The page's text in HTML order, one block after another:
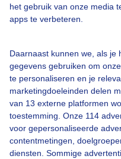
het gebruik van onze media
apps te verbeteren.
Daarnaast kunnen we, als je
gegevens gebruiken om
te personaliseren en je
marketingdoeleinden delen
van 13 externe platformen
toestemming. Onze 114
voor gepersonaliseerde
contentmetingen,
diensten. Sommige
Over Buienradar
Bedrijfsgegevens
Veelgestelde vragen